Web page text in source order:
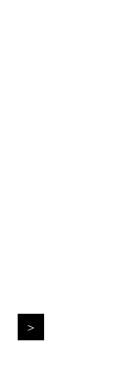
＞